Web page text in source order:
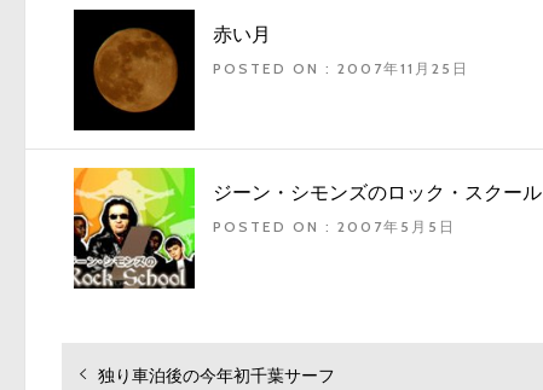
赤い月
POSTED ON : 2007年11月25日
ジーン・シモンズのロック・スクール
POSTED ON : 2007年5月5日
投 過
独り車泊後の今年初千葉サーフ